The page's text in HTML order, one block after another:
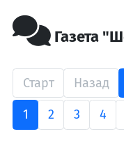
Газета
Старт Назад
1 2 3 4